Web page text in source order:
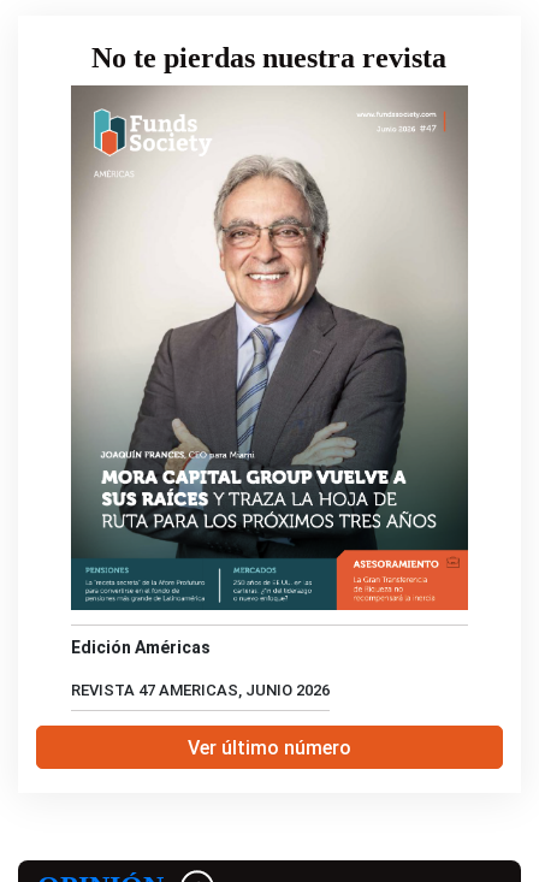
No te pierdas nuestra revista
Edición Américas
REVISTA 47 AMERICAS, JUNIO 2026
Ver último número